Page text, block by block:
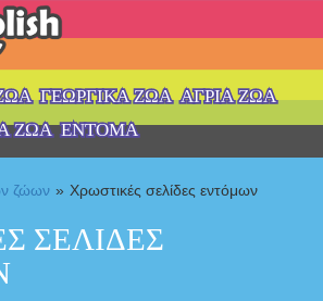
ΓΕΩΡΓΙΚΆ ΖΏΑ ΆΓΡΙΑ ΖΏΑ
ΖΏΑ ΈΝΤΟΜΑ
ζώων » Χρωστικές σελίδες εντόμων
ΣΕΛΊΔΕΣ